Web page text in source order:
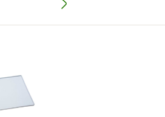
Napfunterlage, grau